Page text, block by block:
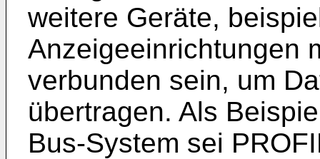
weitere Geräte,
Anzeigeeinrichtungen
verbunden sein, um
übertragen. Als
Bus-System sei